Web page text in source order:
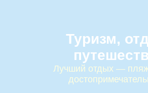
Туризм,
Лучший отдых —